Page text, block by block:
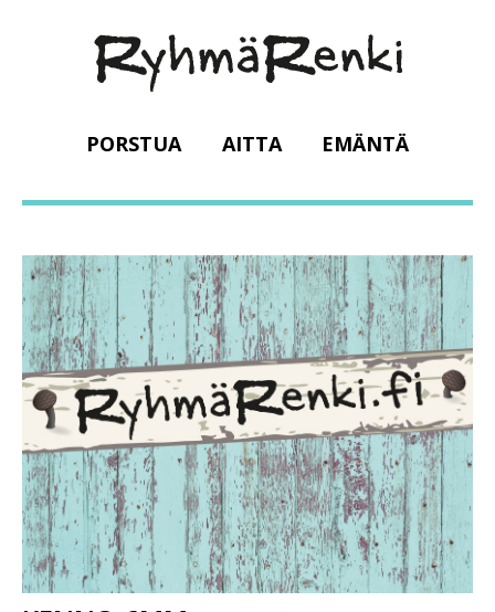
PORSTUA AITTA EMÄNTÄ